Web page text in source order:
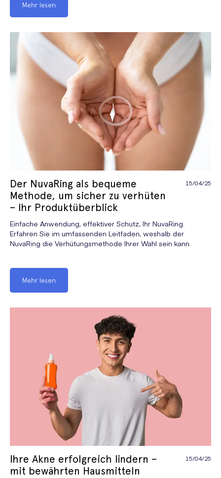
Mehr lesen
Der NuvaRing als bequeme
Methode, um sicher zu verhüten
– Ihr Produktüberblick
15/04/25
Einfache Anwendung, effektiver Schutz, Ihr NuvaRing.
Erfahren Sie im umfassenden Leitfaden, weshalb der
NuvaRing die Verhütungsmethode Ihrer Wahl sein kann.
Mehr lesen
Ihre Akne erfolgreich lindern –
mit bewährten Hausmitteln
15/04/25